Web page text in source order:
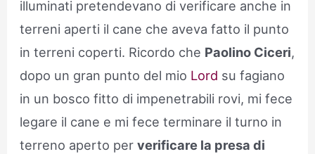
illuminati pretendevano di verificare anche in
terreni aperti il cane che aveva fatto il punto
in terreni coperti. Ricordo che Paolino Ciceri,
dopo un gran punto del mio Lord su fagiano
in un bosco fitto di impenetrabili rovi, mi fece
legare il cane e mi fece terminare il turno in
terreno aperto perverificare la presa di